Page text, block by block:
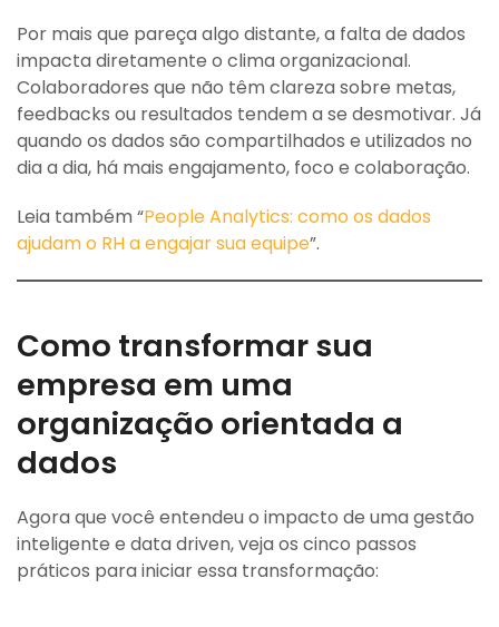
Por mais que pareça algo distante, a falta de dados
impacta diretamente o clima organizacional.
Colaboradores que não têm clareza sobre metas,
feedbacks ou resultados tendem a se desmotivar. Já
quando os dados são compartilhados e utilizados no
dia a dia, há mais engajamento, foco e colaboração.
Leia também “People Analytics: como os dados
ajudam o RH a engajar sua equipe”.
Como transformar sua
empresa em uma
organização orientada a
dados
Agora que você entendeu o impacto de uma gestão
inteligente e data driven, veja os cinco passos
práticos para iniciar essa transformação: